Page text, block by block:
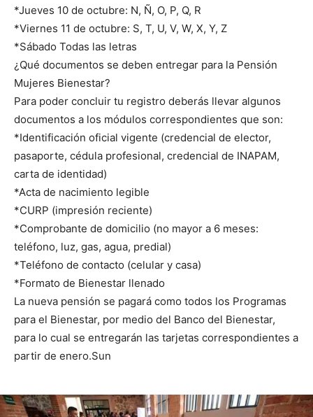
*Jueves 10 de octubre: N, Ñ, O, P, Q, R
*Viernes 11 de octubre: S, T, U, V, W, X, Y, Z
*Sábado Todas las letras
¿Qué documentos se deben entregar para la Pensión
Mujeres Bienestar?
Para poder concluir tu registro deberás llevar algunos
documentos a los módulos correspondientes que son:
*Identificación oficial vigente (credencial de elector,
pasaporte, cédula profesional, credencial de INAPAM,
carta de identidad)
*Acta de nacimiento legible
*CURP (impresión reciente)
*Comprobante de domicilio (no mayor a 6 meses:
teléfono, luz, gas, agua, predial)
*Teléfono de contacto (celular y casa)
*Formato de Bienestar llenado
La nueva pensión se pagará como todos los Programas
para el Bienestar, por medio del Banco del Bienestar,
para lo cual se entregarán las tarjetas correspondientes a
partir de enero.Sun